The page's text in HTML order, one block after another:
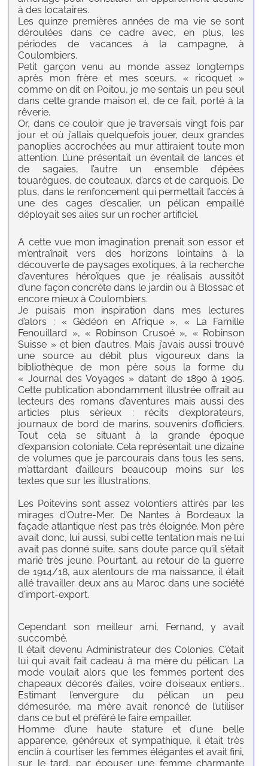
à des locataires.
Les quinze premières années de ma vie se sont
déroulées dans ce cadre avec, en plus, les
périodes de vacances à la campagne, à
Coulombiers.
Petit garçon venu au monde assez longtemps
après mon frère et mes sœurs, « ricoquet »
comme on dit en Poitou, je me sentais un peu seul
dans cette grande maison et, de ce fait, porté à la
rêverie.
Or, dans ce couloir que je traversais vingt fois par
jour et où j’allais quelquefois jouer, deux grandes
panoplies accrochées au mur attiraient toute mon
attention. L’une présentait un éventail de lances et
de sagaies, l’autre un ensemble d’épées
touarègues, de couteaux, d’arcs et de carquois. De
plus, dans le renfoncement qui permettait l’accès à
une des cages d’escalier, un pélican empaillé
déployait ses ailes sur un rocher artificiel.
A cette vue mon imagination prenait son essor et
m’entraînait vers des horizons lointains à la
découverte de paysages exotiques, à la recherche
d’aventures héroïques que je réalisais aussitôt
d’une façon concrète dans le jardin ou à Blossac et
encore mieux à Coulombiers.
Je puisais mon inspiration dans mes lectures
d’alors : « Gédéon en Afrique », « La Famille
Fenouillard », « Robinson Crusoé », « Robinson
Suisse » et bien d’autres. Mais j’avais aussi trouvé
une source au débit plus vigoureux dans la
bibliothèque de mon père sous la forme du
« Journal des Voyages » datant de 1890 à 1905.
Cette publication abondamment illustrée offrait au
lecteurs des romans d’aventures mais aussi des
articles plus sérieux : récits d’explorateurs,
journaux de bord de marins, souvenirs d’officiers.
Tout cela se situant à la grande époque
d’expansion coloniale. Cela représentait une dizaine
de volumes que je parcourais dans tous les sens,
m’attardant d’ailleurs beaucoup moins sur les
textes que sur les illustrations.
Les Poitevins sont assez volontiers attirés par les
mirages d’Outre-Mer. De Nantes à Bordeaux la
façade atlantique n’est pas très éloignée. Mon père
avait donc, lui aussi, subi cette tentation mais ne lui
avait pas donné suite, sans doute parce qu’il s’était
marié très jeune. Pourtant, au retour de la guerre
de 1914/18, aux alentours de ma naissance, il était
allé travailler deux ans au Maroc dans une société
d’import-export.
Cependant son meilleur ami, Fernand, y avait
succombé.
Il était devenu Administrateur des Colonies. C’était
lui qui avait fait cadeau à ma mère du pélican. La
mode voulait alors que les femmes portent des
chapeaux décorés d’ailes, voire d’oiseaux entiers…
Estimant l’envergure du pélican un peu
démesurée, ma mère avait renoncé de l’utiliser
dans ce but et préféré le faire empailler.
Homme d’une haute stature et d’une belle
apparence, généreux et sympathique, il était très
enclin à courtiser les femmes élégantes et avait fini,
sur le tard, par épouser une femme charmante